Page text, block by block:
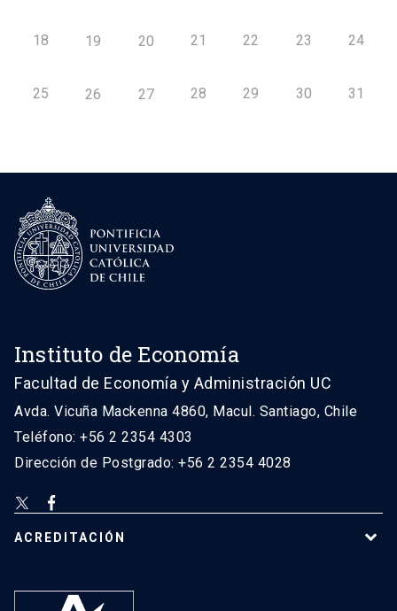
18 19 20 21 22 23 24
25 26 27 28 29 30 31
Instituto de Economía
Facultad de Economía y Administración UC
Avda. Vicuña Mackenna 4860, Macul. Santiago, Chile
Teléfono: +56 2 2354 4303
Dirección de Postgrado: +56 2 2354 4028
ACREDITACIÓN